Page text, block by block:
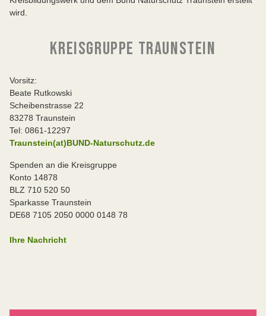
wird.
KREISGRUPPE TRAUNSTEIN
Vorsitz:
Beate Rutkowski
Scheibenstrasse 22
83278 Traunstein
Tel: 0861-12297
Traunstein(at)BUND-Naturschutz.de
Spenden an die Kreisgruppe
Konto 14878
BLZ 710 520 50
Sparkasse Traunstein
DE68 7105 2050 0000 0148 78
Ihre Nachricht